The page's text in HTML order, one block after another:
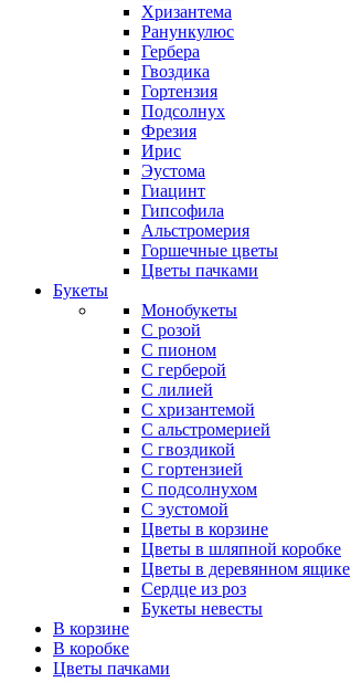
Хризантема
Ранункулюс
Гербера
Гвоздика
Гортензия
Подсолнух
Фрезия
Ирис
Эустома
Гиацинт
Гипсофила
Альстромерия
Горшечные цветы
Цветы пачками
Букеты
Монобукеты
С розой
С пионом
С герберой
С лилией
С хризантемой
С альстромерией
С гвоздикой
С гортензией
С подсолнухом
С эустомой
Цветы в корзине
Цветы в шляпной коробке
Цветы в деревянном ящике
Сердце из роз
Букеты невесты
В корзине
В коробке
Цветы пачками